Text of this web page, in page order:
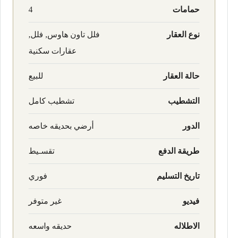
حمامات 4
نوع العقار
فلل تاون هاوس, فلل,
عقارات سكنية
حالة العقار للبيع
التشطيب تشطيب كامل
الدور أرضي بحديقه خاصه
طريقة الدفع تقسـيط
تاريخ التسليم فوري
فيديو غير متوفر
الاطلاله حديقه واسعه